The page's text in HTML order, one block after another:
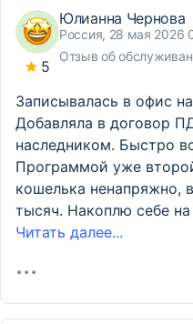
5
Юлианна Чернова
Россия, 28 мая 2026
Отзыв об
Записывалась в офис
Добавляла в договор
наследником. Быстро
Программой уже
кошелька ненапряжно,
тысяч. Накоплю себе
Читать далее...